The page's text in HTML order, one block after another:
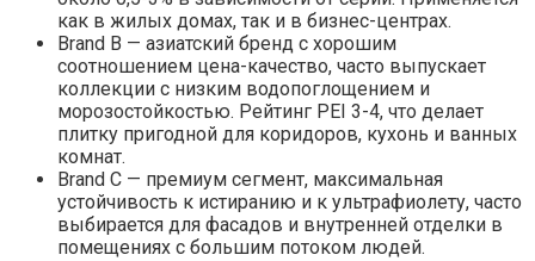
как в жилых домах, так и в бизнес-центрах.
Brand B — азиатский бренд с хорошим
соотношением цена-качество, часто выпускает
коллекции с низким водопоглощением и
морозостойкостью. Рейтинг PEI 3-4, что делает
плитку пригодной для коридоров, кухонь и ванных
комнат.
Brand C — премиум сегмент, максимальная
устойчивость к истиранию и к ультрафиолету, часто
выбирается для фасадов и внутренней отделки в
помещениях с большим потоком людей.